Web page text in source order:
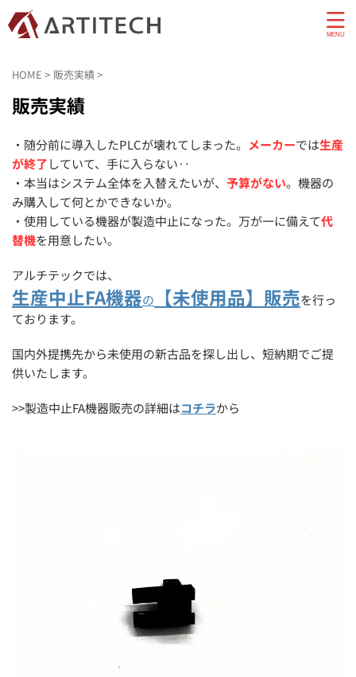
HOME > 販売実績>
販売実績
・随分前に導入したPLCが壊れてしまった。 メーカーでは生産
が終了していて、手に入らない‥
・本当はシステム全体を入替えたいが、 予算がない。機器の
み購入して何とかできないか。
・使用している機器が製造中止になった。万が一に備えて代
替機を用意したい。
アルチテックでは、
生産中止FA機器の 【未使用品】販売を行っ
ております。
国内外提携先から未使用の新古品を探し出し、短納期でご提
供いたします。
>>製造中止FA機器販売の詳細はコチラから